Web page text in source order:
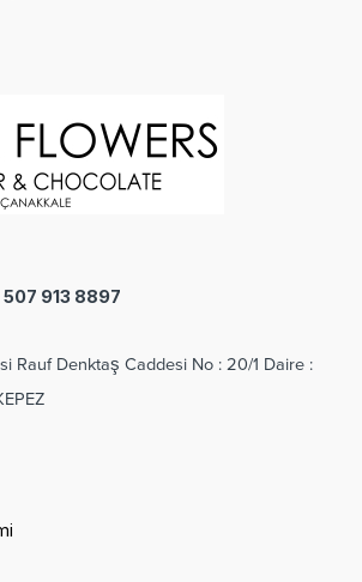
913 8897
Rauf Denktaş Caddesi No : 20/1 Daire :